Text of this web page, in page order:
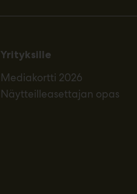
Yrityksille
Mediakortti 2026
Näytteilleasettajan opas